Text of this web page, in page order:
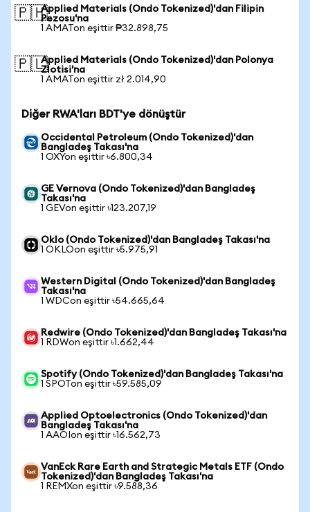
🇵🇭Applied Materials (Ondo Tokenized)'dan Filipin
Pezosu'na
1 AMATon eşittir ₱32.898,75
🇵🇱Applied Materials (Ondo Tokenized)'dan Polonya
Zlotisi'na
1 AMATon eşittir zł 2.014,90
Diğer RWA'ları BDT'ye dönüştür
Occidental Petroleum (Ondo Tokenized)'dan
Bangladeş Takası'na
1 OXYon eşittir ৳6.800,34
GE Vernova (Ondo Tokenized)'dan Bangladeş
Takası'na
1 GEVon eşittir ৳123.207,19
Oklo (Ondo Tokenized)'dan Bangladeş Takası'na
1 OKLOon eşittir ৳5.975,91
Western Digital (Ondo Tokenized)'dan Bangladeş
Takası'na
1 WDCon eşittir ৳54.665,64
Redwire (Ondo Tokenized)'dan Bangladeş Takası'na
1 RDWon eşittir ৳1.662,44
Spotify (Ondo Tokenized)'dan Bangladeş Takası'na
1 SPOTon eşittir ৳59.585,09
Applied Optoelectronics (Ondo Tokenized)'dan
Bangladeş Takası'na
1 AAOIon eşittir ৳16.562,73
VanEck Rare Earth and Strategic Metals ETF (Ondo
Tokenized)'dan Bangladeş Takası'na
1 REMXon eşittir ৳9.588,36